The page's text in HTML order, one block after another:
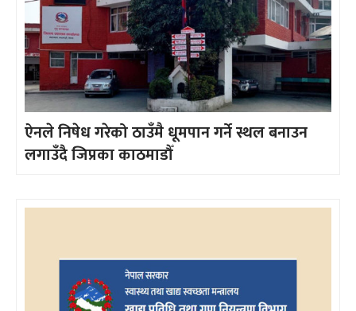
ऐनले निषेध गरेको ठाउँमै धूमपान गर्ने स्थल बनाउन
लगाउँदै जिप्रका काठमाडौँ